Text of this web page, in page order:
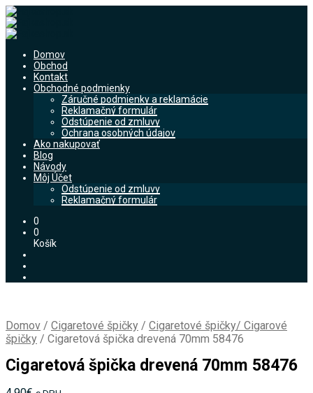
Domov
Obchod
Kontakt
Obchodné podmienky
Záručné podmienky a reklamácie
Reklamačný formulár
Odstúpenie od zmluvy
Ochrana osobných údajov
Ako nakupovať
Blog
Návody
Môj Účet
Odstúpenie od zmluvy
Reklamačný formulár
0
0
Košík
Domov / Cigaretové špičky / Cigaretové špičky/ Cigarové
špičky / Cigaretová špička drevená 70mm 58476
Cigaretová špička drevená 70mm 58476